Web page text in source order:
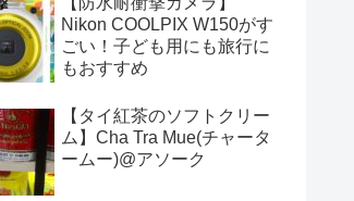
Nikon COOLPIX W150がす
ごい！子ども用にも旅行に
もおすすめ
【タイ紅茶のソフトクリー
ム】Cha Tra Mue(チャータ
ームー)@アソーク